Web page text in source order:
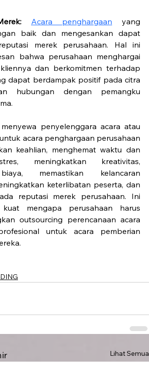
Acara penghargaan yang
baik dan mengesankan dapat
merek perusahaan. Hal ini
bahwa perusahaan menghargai
dan berkomitmen terhadap
dapat berdampak positif pada citra
hubungan dengan pemangku
untuk acara penghargaan perusahaan
keahlian, menghemat waktu dan
meningkatkan kreativitas,
memastikan kelancaran
keterlibatan peserta, dan
reputasi merek perusahaan. Ini
mengapa perusahaan harus
outsourcing perencanaan acara
untuk acara pemberian
Lihat Semua